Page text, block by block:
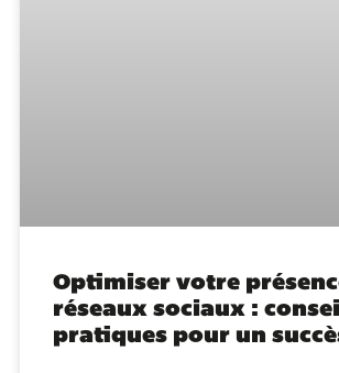
Optimiser votre
réseaux sociaux :
pratiques pour un